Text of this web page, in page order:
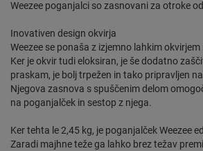
Weezee poganjalci so zasnovani za otroke
Inovativen design okvirja
Weezee se ponaša z izjemno lahkim
Ker je okvir tudi eloksiran, je še dodatno
praskam, je bolj trpežen in tako pripravljen
Njegova zasnova s spuščenim delom
na poganjalček in sestop z njega.
Ker tehta le 2,45 kg, je poganjalček Weezee
Zaradi majhne teže ga lahko brez težav